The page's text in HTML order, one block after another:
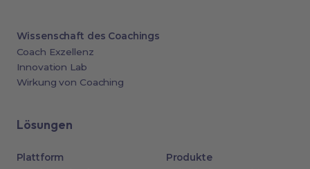
Wissenschaft des Coachings
Coach Exzellenz
Innovation Lab
Wirkung von Coaching
Lösungen
Plattform
Produkte